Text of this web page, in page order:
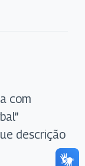
com
descrição